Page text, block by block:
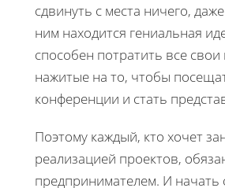
сдвинуть с места ничего,
ним находится гениальная
способен потратить все
нажитые на то, чтобы
конференции и стать
Поэтому каждый, кто хочет
реализацией проектов,
предпринимателем. И начать